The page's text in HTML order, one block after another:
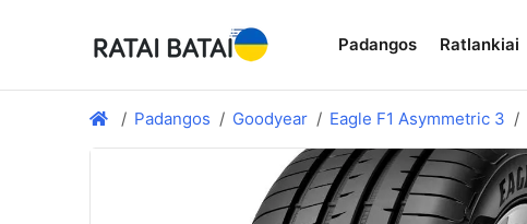
Padangos Ratlankiai
Padangos Goodyear Eagle F1 Asymmetric 3